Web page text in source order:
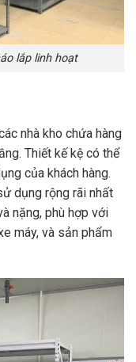
lắp linh hoạt
nhà kho chứa hàng
Thiết kế kệ có thể
của khách hàng.
dụng rộng rãi nhất
nặng, phù hợp với
máy, và sản phẩm